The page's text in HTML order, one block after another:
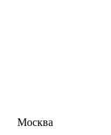
Москва